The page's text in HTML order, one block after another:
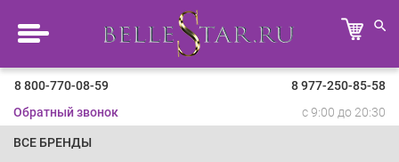
8 800-770-08-59
8 977-250-85-58
Обратный звонок
с 9:00 до 20:30
ВСЕ БРЕНДЫ